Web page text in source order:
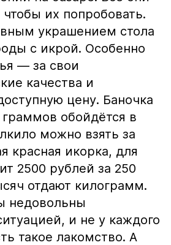
их попробовать.
украшением стола
с икрой. Особенно
— за свои
качества и
цену. Баночка
граммов обойдётся в
можно взять за
красная икорка, для
2500 рублей за 250
отдают килограмм.
недовольны
и не у каждого
такое лакомство. А